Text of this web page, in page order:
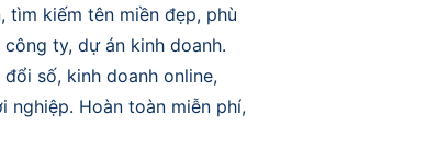
tìm kiếm tên miền đẹp, phù
ty, dự án kinh doanh.
đổi số, kinh doanh online,
nghiệp. Hoàn toàn miễn phí,